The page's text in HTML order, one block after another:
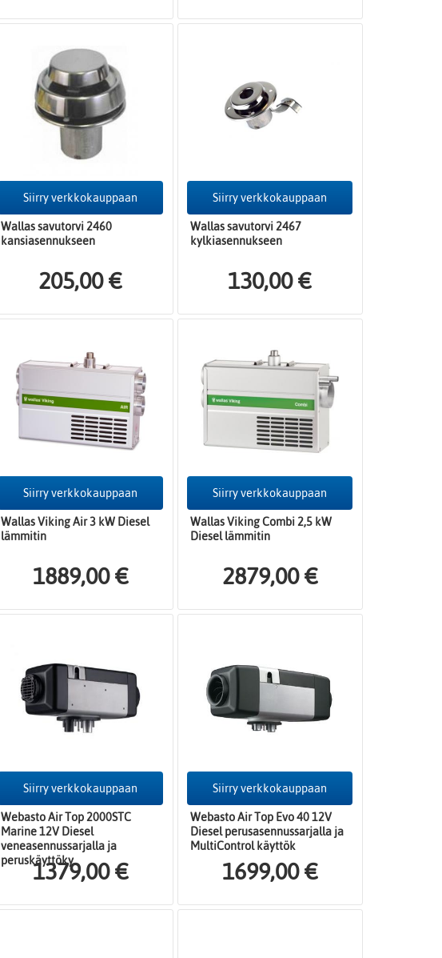
Siirry verkkokauppaan
Wallas savutorvi 2460
kansiasennukseen
205,00 €
Siirry verkkokauppaan
Wallas savutorvi 2467
kylkiasennukseen
130,00 €
Siirry verkkokauppaan
Wallas Viking Air 3 kW Diesel
lämmitin
1889,00 €
Siirry verkkokauppaan
Wallas Viking Combi 2,5 kW
Diesel lämmitin
2879,00 €
Siirry verkkokauppaan
Webasto Air Top 2000STC
Marine 12V Diesel
veneasennussarjalla ja
peruskäyttöky
1379,00 €
Siirry verkkokauppaan
Webasto Air Top Evo 40 12V
Diesel perusasennussarjalla ja
MultiControl käyttök
1699,00 €